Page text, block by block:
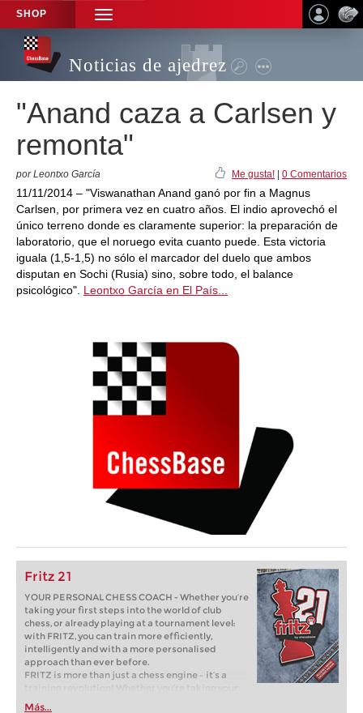
SHOP
TOGGLE
NAVIGATION
Noticias de ajedrez
"Anand caza a Carlsen y
remonta"
por Leontxo García Me gusta! 0 Comentarios
11/11/2014 – "Viswanathan Anand ganó por fin a Magnus
Carlsen, por primera vez en cuatro años. El indio aprovechó el
único terreno donde es claramente superior: la preparación de
laboratorio, que el noruego evita cuanto puede. Esta victoria
iguala (1,5-1,5) no sólo el marcador del duelo que ambos
disputan en Sochi (Rusia) sino, sobre todo, el balance
psicológico". Leontxo García en El País...
Fritz 21
YOUR PERSONAL CHESS COACH - Whether you’re
taking your first steps into the world of club
chess, or already playing at a tournament level:
with FRITZ, you can train more efficiently,
intelligently and with a more personalised
approach than ever before.
FRITZ is more than just a chess engine – it’s a
training revolution! Whether you’re taking your
first steps into the world of club chess, or already
Más...